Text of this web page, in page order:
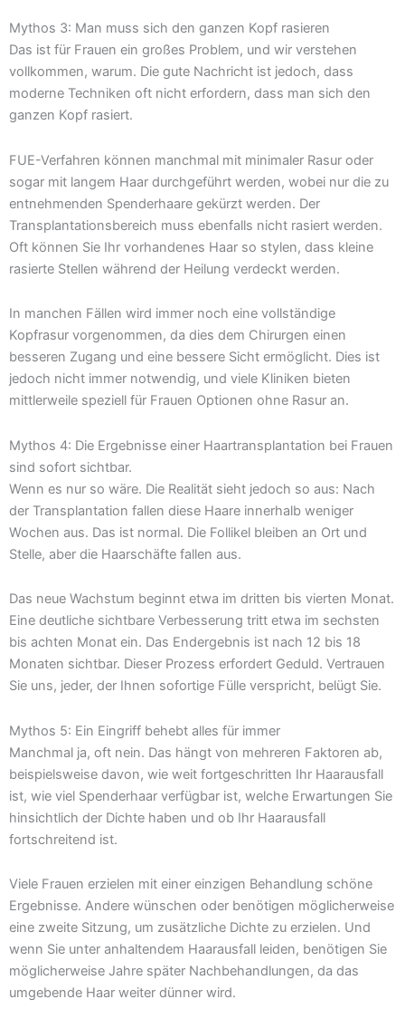
Mythos 3: Man muss sich den ganzen Kopf rasieren
Das ist für Frauen ein großes Problem, und wir verstehen
vollkommen, warum. Die gute Nachricht ist jedoch, dass
moderne Techniken oft nicht erfordern, dass man sich den
ganzen Kopf rasiert.
FUE-Verfahren können manchmal mit minimaler Rasur oder
sogar mit langem Haar durchgeführt werden, wobei nur die zu
entnehmenden Spenderhaare gekürzt werden. Der
Transplantationsbereich muss ebenfalls nicht rasiert werden.
Oft können Sie Ihr vorhandenes Haar so stylen, dass kleine
rasierte Stellen während der Heilung verdeckt werden.
In manchen Fällen wird immer noch eine vollständige
Kopfrasur vorgenommen, da dies dem Chirurgen einen
besseren Zugang und eine bessere Sicht ermöglicht. Dies ist
jedoch nicht immer notwendig, und viele Kliniken bieten
mittlerweile speziell für Frauen Optionen ohne Rasur an.
Mythos 4: Die Ergebnisse einer Haartransplantation bei Frauen
sind sofort sichtbar.
Wenn es nur so wäre. Die Realität sieht jedoch so aus: Nach
der Transplantation fallen diese Haare innerhalb weniger
Wochen aus. Das ist normal. Die Follikel bleiben an Ort und
Stelle, aber die Haarschäfte fallen aus.
Das neue Wachstum beginnt etwa im dritten bis vierten Monat.
Eine deutliche sichtbare Verbesserung tritt etwa im sechsten
bis achten Monat ein. Das Endergebnis ist nach 12 bis 18
Monaten sichtbar. Dieser Prozess erfordert Geduld. Vertrauen
Sie uns, jeder, der Ihnen sofortige Fülle verspricht, belügt Sie.
Mythos 5: Ein Eingriff behebt alles für immer
Manchmal ja, oft nein. Das hängt von mehreren Faktoren ab,
beispielsweise davon, wie weit fortgeschritten Ihr Haarausfall
ist, wie viel Spenderhaar verfügbar ist, welche Erwartungen Sie
hinsichtlich der Dichte haben und ob Ihr Haarausfall
fortschreitend ist.
Viele Frauen erzielen mit einer einzigen Behandlung schöne
Ergebnisse. Andere wünschen oder benötigen möglicherweise
eine zweite Sitzung, um zusätzliche Dichte zu erzielen. Und
wenn Sie unter anhaltendem Haarausfall leiden, benötigen Sie
möglicherweise Jahre später Nachbehandlungen, da das
umgebende Haar weiter dünner wird.